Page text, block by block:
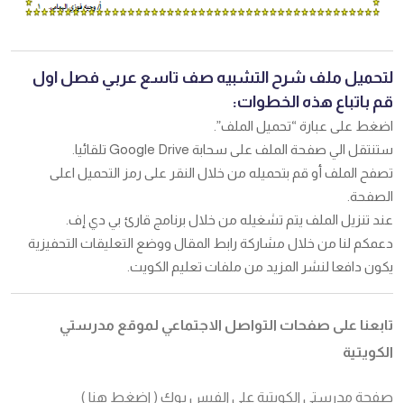
لتحميل ملف شرح التشبيه صف تاسع عربي فصل اول
قم باتباع هذه الخطوات:
اضغط على عبارة “تحميل الملف”.
ستنتقل الي صفحة الملف على سحابة Google Drive تلقائيا.
تصفح الملف أو قم بتحميله من خلال النقر على رمز التحميل اعلى
الصفحة.
عند تنزيل الملف يتم تشغيله من خلال برنامج قارئ بي دي إف.
دعمكم لنا من خلال مشاركة رابط المقال ووضع التعليقات التحفيزية
يكون دافعا لنشر المزيد من ملفات تعليم الكويت.
تابعنا على صفحات التواصل الاجتماعي لموقع مدرستي
الكويتية
صفحة مدرستي الكويتية على الفيس بوك ( اضغط هنا )